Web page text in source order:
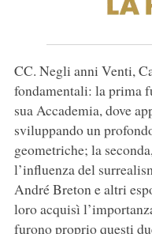
CC. Negli anni Venti,
fondamentali: la prima
sua Accademia, dove
sviluppando un
geometriche; la
l’influenza del
André Breton e altri
loro acquisì
furono proprio questi